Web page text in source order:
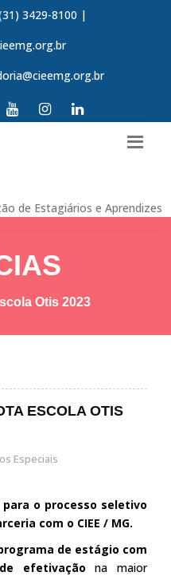
3429-8100 |
de Estagiários e Aprendizes
Otis 2023
ESCOLA OTIS
Especiais
o processo seletivo
com o CIEE / MG.
de estágio com
efetivação na maior